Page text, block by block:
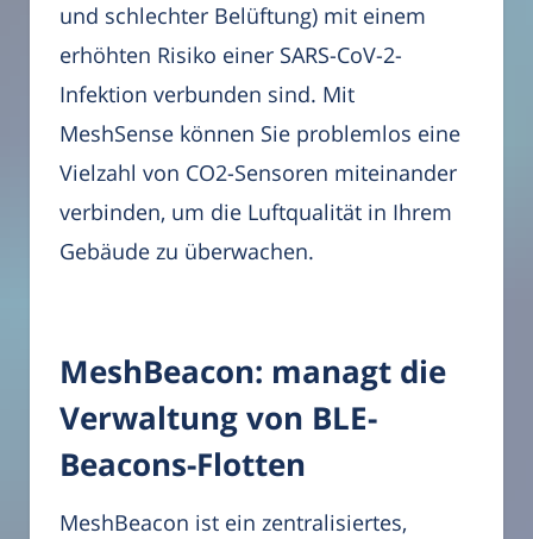
und schlechter Belüftung) mit einem
erhöhten Risiko einer SARS-CoV-2-
Infektion verbunden sind. Mit
MeshSense können Sie problemlos eine
Vielzahl von CO2-Sensoren miteinander
verbinden, um die Luftqualität in Ihrem
Gebäude zu überwachen.
MeshBeacon: managt die
Verwaltung von BLE-
Beacons-Flotten
MeshBeacon ist ein zentralisiertes,